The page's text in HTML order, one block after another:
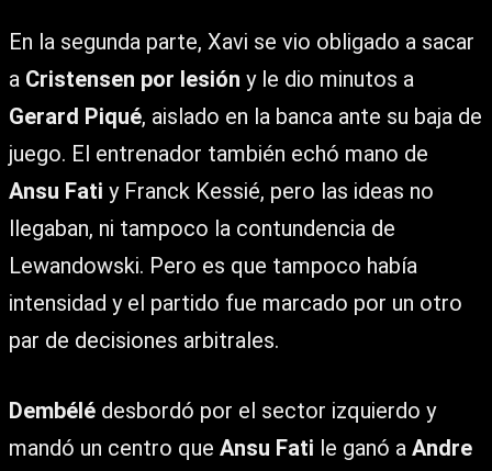
En la segunda parte, Xavi se vio obligado a sacar
a Cristensen por lesión y le dio minutos a
Gerard Piqué, aislado en la banca ante su baja de
juego. El entrenador también echó mano de
Ansu Fati y Franck Kessié, pero las ideas no
llegaban, ni tampoco la contundencia de
Lewandowski. Pero es que tampoco había
intensidad y el partido fue marcado por un otro
par de decisiones arbitrales.
Dembélé desbordó por el sector izquierdo y
mandó un centro que Ansu Fati le ganó a Andre